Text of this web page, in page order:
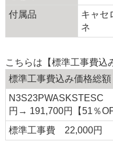
付属品
キャセ
ネ
こちらは【標準工事費込
標準工事費込み価格総
N3S23PWASKSTESC
円→ 191,700円【51％
標準工事費 22,000円